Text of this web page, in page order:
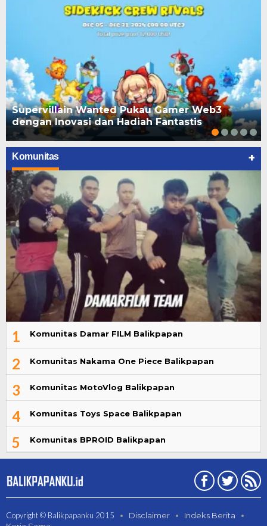
Supervillain Wanted Pukau Gamer Web3
dengan Inovasi dan Hadiah Fantastis
Komunitas +
1 Komunitas Damar FILM Balikpapan
2 Komunitas Nakama One Piece Balikpapan
3 Komunitas MotoVlog Balikpapan
4 Komunitas Toys Space Balikpapan
5 Komunitas BPROID Balikpapan
Copyright © Balikpapanku 2015 Disclaimer
Indeks Berita